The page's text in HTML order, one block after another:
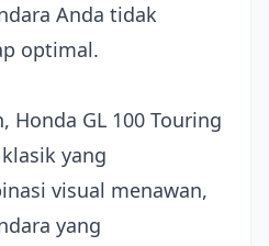
Anda tidak
optimal.
Honda GL 100 Touring
yang
visual menawan,
yang